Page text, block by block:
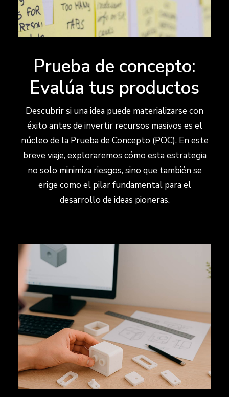
Prueba de concepto:
Evalúa tus productos
Descubrir si una idea puede materializarse con
éxito antes de invertir recursos masivos es el
núcleo de la Prueba de Concepto (POC). En este
breve viaje, exploraremos cómo esta estrategia
no solo minimiza riesgos, sino que también se
erige como el pilar fundamental para el
desarrollo de ideas pioneras.